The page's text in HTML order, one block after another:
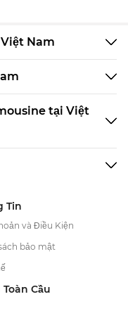
Nam
tại Việt
Tin
và Điều Kiện
bảo mật
Cầu